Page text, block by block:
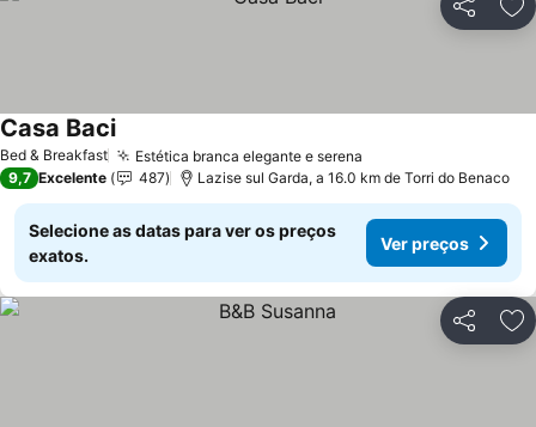
Partilhar
Bed & Breakfast Estética branca elegante e serena
Casa BaciVer preços
9,7 Excelente 487 Lazise sul Garda, a 16.0 km de Torri do Benaco
Selecione as datas para ver os preços
exatos.
Ver preços
Partilhar